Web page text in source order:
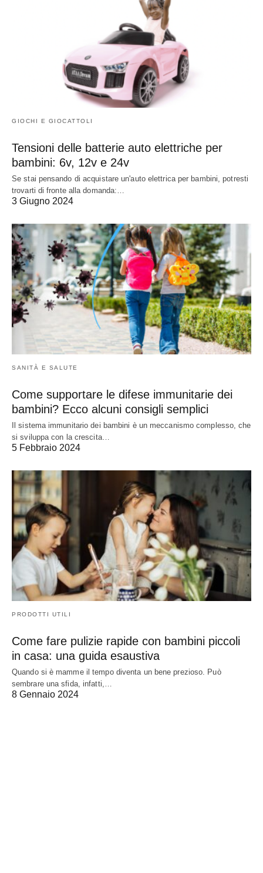
GIOCHI E GIOCATTOLI
Tensioni delle batterie auto elettriche per
bambini: 6v, 12v e 24v
Se stai pensando di acquistare un'auto elettrica per bambini, potresti
trovarti di fronte alla domanda:…
3 Giugno 2024
SANITÀ E SALUTE
Come supportare le difese immunitarie dei
bambini? Ecco alcuni consigli semplici
Il sistema immunitario dei bambini è un meccanismo complesso, che
si sviluppa con la crescita…
5 Febbraio 2024
PRODOTTI UTILI
Come fare pulizie rapide con bambini piccoli
in casa: una guida esaustiva
Quando si è mamme il tempo diventa un bene prezioso. Può
sembrare una sfida, infatti,…
8 Gennaio 2024